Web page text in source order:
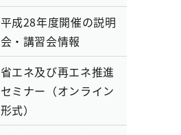
平成28年度開催の説明
会・講習会情報
省エネ及び再エネ推進
セミナー（オンライン
形式）